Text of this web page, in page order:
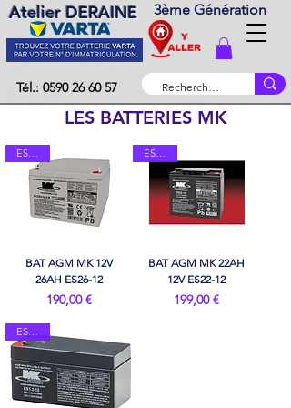
Atelier DERAINE 3ème Génération
Tél.: 0590 26 60 57
LES BATTERIES MK
ES2612
BAT AGM MK 12V
26AH ES26-12
Prix
190,00 €
ES2212
BAT AGM MK 22AH
12V ES22-12
Prix
199,00 €
ES0112